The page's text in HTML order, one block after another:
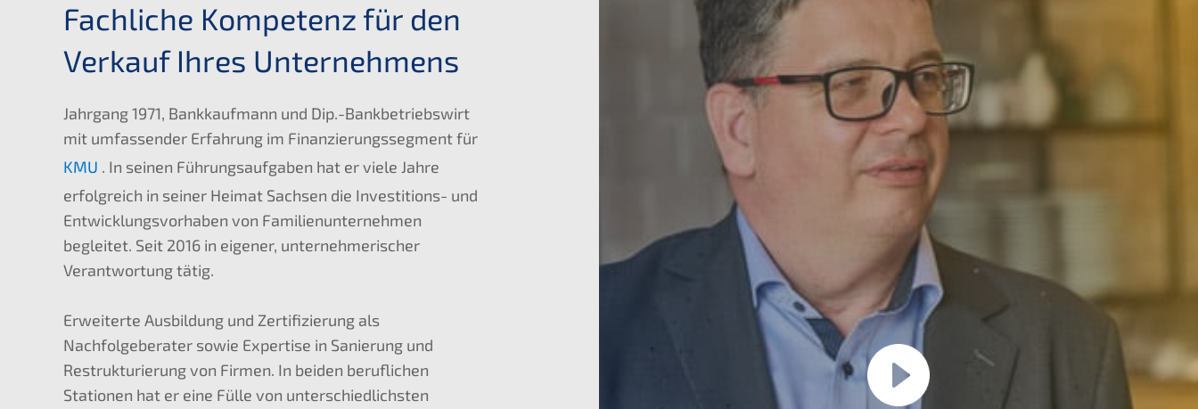
Fachliche Kompetenz für den
Verkauf Ihres Unternehmens
Jahrgang 1971, Bankkaufmann und Dip.-Bankbetriebswirt
mit umfassender Erfahrung im Finanzierungssegment für
KMU . In seinen Führungsaufgaben hat er viele Jahre
erfolgreich in seiner Heimat Sachsen die Investitions- und
Entwicklungsvorhaben von Familienunternehmen
begleitet. Seit 2016 in eigener, unternehmerischer
Verantwortung tätig.
Erweiterte Ausbildung und Zertifizierung als
Nachfolgeberater sowie Expertise in Sanierung und
Restrukturierung von Firmen. In beiden beruflichen
Stationen hat er eine Fülle von unterschiedlichsten